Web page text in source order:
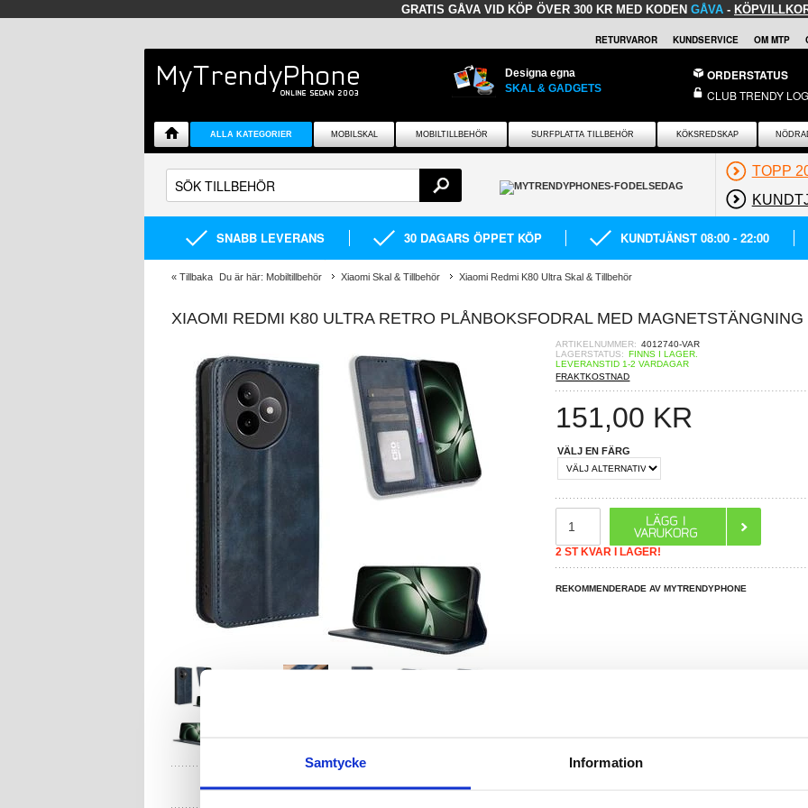
Samtycke Information
GRATIS GÅVA VID KÖP ÖVER 300 KR MED KODEN GÅVA -
RETURVAROR KUNDSERVICE OM MTP
Designa egna
SKAL & GADGETS
ORDERSTATUS
CLUB TRENDY
ALLA KATEGORIER MOBILSKAL MOBILTILLBEHÖR SURFPLATTA TILLBEHÖR KÖKSREDSKAP
TOPP
SNABB LEVERANS 30 DAGARS ÖPPET KÖP KUNDTJÄNST 08:00 - 22:00
« Tillbaka Du är här: Mobiltillbehör Xiaomi Skal & Tillbehör Xiaomi Redmi K80 Ultra Skal & Tillbehör
XIAOMI REDMI K80 ULTRA RETRO PLÅNBOKSFODRAL MED MAGNETSTÄNGNING
ARTIKELNUMMER: 4012740-VAR
LAGERSTATUS: FINNS I LAGER.
LEVERANSTID 1-2 VARDAGAR
FRAKTKOSTNAD
151,00 KR
VÄLJ EN FÄRG
2 ST KVAR I LAGER!
REKOMMENDERADE AV MYTRENDYPHONE
HAR DU FRÅGOR?